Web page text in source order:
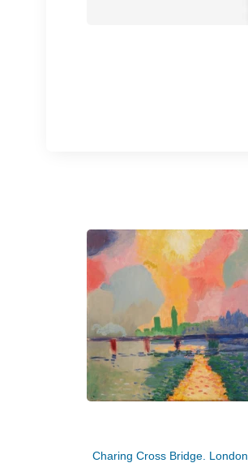
Charing Cross Bridge. London